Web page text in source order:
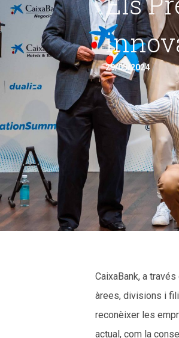
29/05/2024
CaixaBank, a
àrees, divisions i
reconèixer les
actual, com la